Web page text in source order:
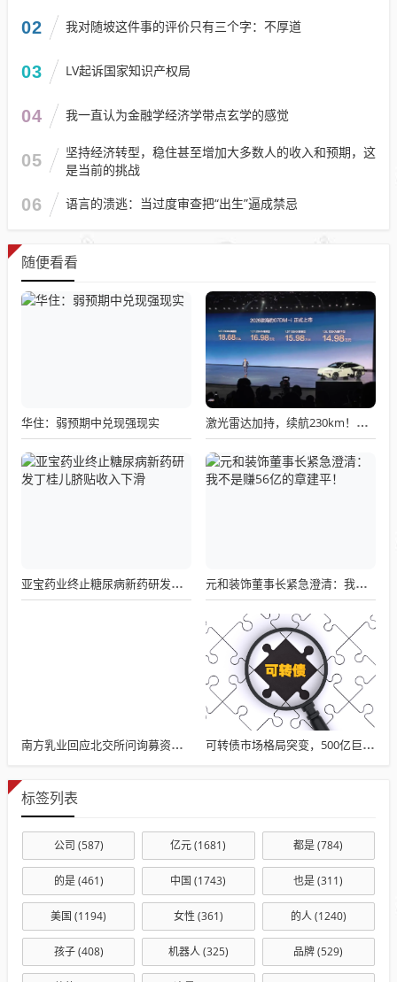
02 我对随坡这件事的评价只有三个字：不厚道
03 LV起诉国家知识产权局
04 我一直认为金融学经济学带点玄学的感觉
05
坚持经济转型，稳住甚至增加大多数人的收入和预期，这
是当前的挑战
06 语言的溃逃：当过度审查把“出生”逼成禁忌
随便看看
华住：弱预期中兑现强现实 激光雷达加持，续航230km！比亚迪海豹07 DM-i上市，性价比炸裂
亚宝药业终止糖尿病新药研发丁桂儿脐贴收入下滑 元和装饰董事长紧急澄清：我不是赚56亿的章建平！
南方乳业回应北交所问询募资调减至7.5亿 可转债市场格局突变，500亿巨头退市与15天生死时速背后的投资逻辑
标签列表
公司 (587) 亿元(1681) 都是(784)
的是(461) 中国 (1743) 也是(311)
美国 (1194) 女性 (361) 的人(1240)
孩子(408) 机器人(325) 品牌(529)